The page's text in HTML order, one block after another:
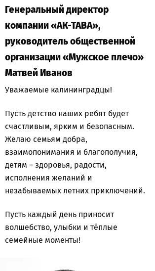
Генеральный директор
компании «АК-ТАВА»,
руководитель общественной
организации «Мужское плечо»
Матвей Иванов
Уважаемые калининградцы!
Пусть детство наших ребят будет
счастливым, ярким и безопасным.
Желаю семьям добра,
взаимопонимания и благополучия,
детям – здоровья, радости,
исполнения желаний и
незабываемых летних приключений.
Пусть каждый день приносит
волшебство, улыбки и тёплые
семейные моменты!